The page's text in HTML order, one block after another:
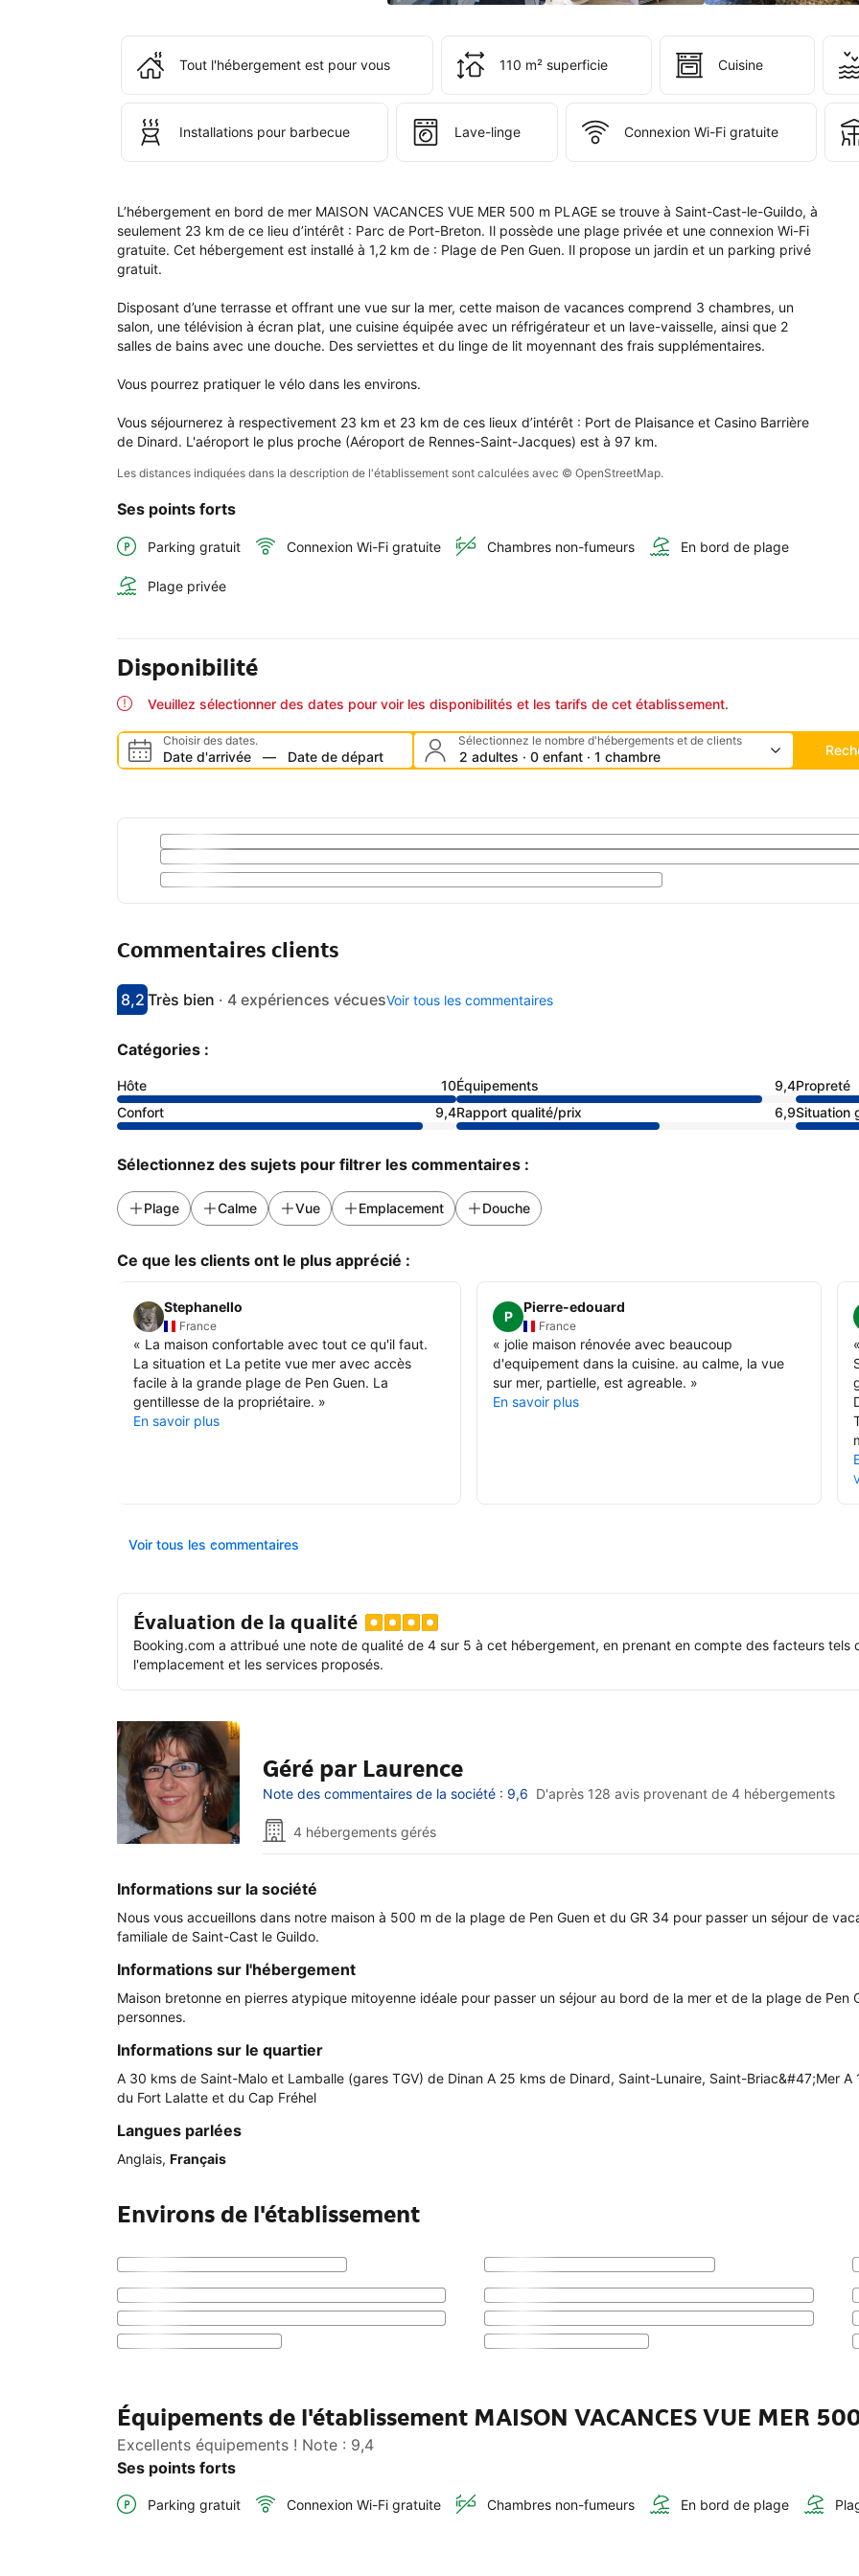
de
ainsi
votre
compte.
Tout l'hébergement est pour vous 110 m² superficie Cuisine
Installations pour barbecue Lave-linge Connexion Wi-Fi gratuite
L’hébergement en bord de mer MAISON VACANCES VUE MER 500 m PLAGE se trouve à Saint-Cast-le-Guildo, à
seulement 23 km de ce lieu d’intérêt : Parc de Port-Breton. Il possède une plage privée et une connexion Wi-Fi
gratuite. Cet hébergement est installé à 1,2 km de : Plage de Pen Guen. Il propose un jardin et un parking privé
gratuit.
Disposant d’une terrasse et offrant une vue sur la mer, cette maison de vacances comprend 3 chambres, un
salon, une télévision à écran plat, une cuisine équipée avec un réfrigérateur et un lave-vaisselle, ainsi que 2
salles de bains avec une douche. Des serviettes et du linge de lit moyennant des frais supplémentaires.
Vous pourrez pratiquer le vélo dans les environs.
Vous séjournerez à respectivement 23 km et 23 km de ces lieux d’intérêt : Port de Plaisance et Casino Barrière
de Dinard. L'aéroport le plus proche (Aéroport de Rennes-Saint-Jacques) est à 97 km.
Les distances indiquées dans la description de l'établissement sont calculées avec © OpenStreetMap.
Ses points forts
Parking gratuit Connexion Wi-Fi gratuite Chambres non-fumeurs En bord de plage
Plage privée
Disponibilité
Veuillez sélectionner des dates pour voir les disponibilités et les tarifs de cet établissement.
Choisir des dates.
Date d'arrivée — Date de départ
Sélectionnez le nombre d'hébergements et de clients
2 adultes · 0 enfant · 1 chambre
Commentaires clients
Avec une note de 8.2
8,2
très bienTrès bien · 4 expériences vécuesVoir tous les commentaires
Catégories :
Hôte 10Équipements 9,4Propreté
Confort
9,4Rapport qualité/prix 6,9Situation
Sélectionnez des sujets pour filtrer les commentaires :
Plage Calme Vue Emplacement Douche
Ce que les clients ont le plus apprécié :
Stephanello
France
« La maison confortable avec tout ce qu'il faut.
La situation et La petite vue mer avec accès
facile à la grande plage de Pen Guen. La
gentillesse de la propriétaire. »
En savoir plus
P
Pierre-edouard
France
« jolie maison rénovée avec beaucoup
d'equipement dans la cuisine. au calme, la vue
sur mer, partielle, est agreable. »
En savoir plus
«
Voir tous les commentaires
Évaluation de la qualité
Booking.com a attribué une note de qualité de 4 sur 5 à cet hébergement, en prenant en compte des facteurs tels
l'emplacement et les services proposés.
Géré par Laurence
Note des commentaires de la société : 9,6 D'après 128 avis provenant de 4 hébergements
4 hébergements gérés
Informations sur la société
Nous vous accueillons dans notre maison à 500 m de la plage de Pen Guen et du GR 34 pour passer un séjour de
familiale de Saint-Cast le Guildo.
Informations sur l'hébergement
Maison bretonne en pierres atypique mitoyenne idéale pour passer un séjour au bord de la mer et de la plage de
personnes.
Informations sur le quartier
A 30 kms de Saint-Malo et Lamballe (gares TGV) de Dinan A 25 kms de Dinard, Saint-Lunaire, Saint-Briac&#47;Mer
du Fort Lalatte et du Cap Fréhel
Langues parlées
Anglais, Français
Environs de l'établissement
Équipements de l'établissement MAISON VACANCES VUE MER
Excellents équipements ! Note : 9,4
Ses points forts
Parking gratuit Connexion Wi-Fi gratuite Chambres non-fumeurs En bord de plage